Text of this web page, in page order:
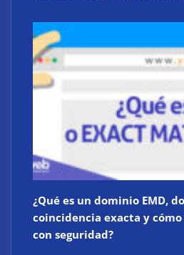
¿Qué es un dominio EMD,
coincidencia exacta y
con seguridad?